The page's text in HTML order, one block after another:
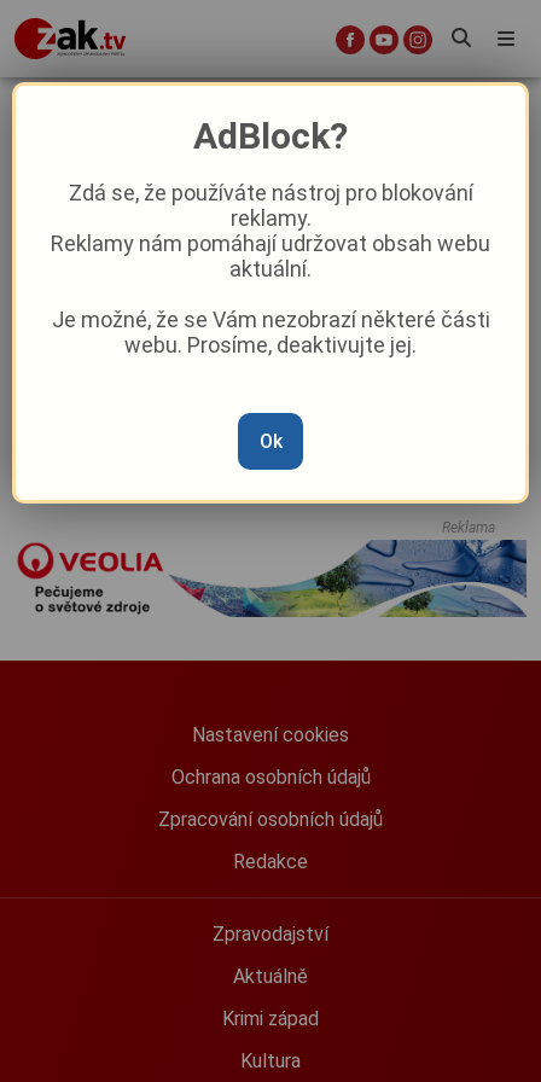
luzna u rakovnika
I v osmém prázdninovém týdnu se
Plzeňský kraj dobře baví!
Co si přichystal region na šestý
prázdninový týden?
Co nabízí region ve čtvrtém
červencovém týdnu?
Reklama
Nastavení cookies
Ochrana osobních údajů
Zpracování osobních údajů
Redakce
Zpravodajství
Aktuálně
Krimi západ
Kultura
AdBlock?
Zdá se, že používáte nástroj pro blokování
reklamy.
Reklamy nám pomáhají udržovat obsah webu
aktuální.
Je možné, že se Vám nezobrazí některé části
webu. Prosíme, deaktivujte jej.
Ok